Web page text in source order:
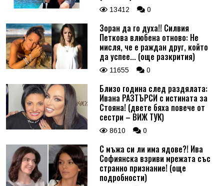
13412 0
Зоран да го духа!! Силвия
Петкова влюбена отново: Не
мисля, че е раждан друг, който
да успее... (още разкрития)
11655 0
Близо година след раздялата:
Ивана РАЗТЪРСИ с истината за
Стояна! (двете бяха повече от
сестри – ВИЖ ТУК)
8610 0
С мъжа си ли има ядове?! Ива
Софиянска взриви мрежата със
странно признание! (още
подробности)